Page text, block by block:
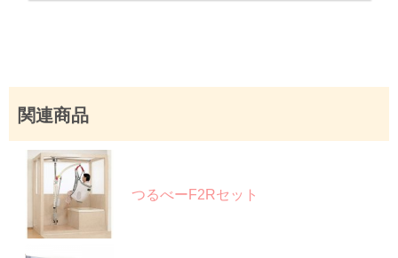
関連商品
つるべーF2Rセット